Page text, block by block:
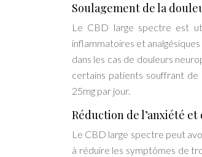
Soulagement de la
Le CBD large spectre est
inflammatoires et
dans les cas de douleurs
certains patients souffrant de
25mg par jour.
Réduction de l’anxiété
Le CBD large spectre peut
à réduire les symptômes de